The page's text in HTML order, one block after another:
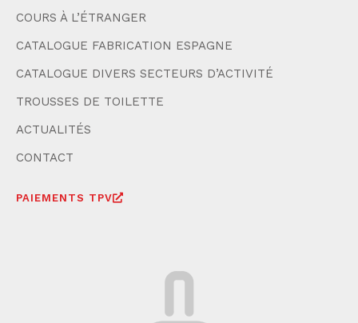
COURS À L’ÉTRANGER
CATALOGUE FABRICATION ESPAGNE
CATALOGUE DIVERS SECTEURS D’ACTIVITÉ
TROUSSES DE TOILETTE
ACTUALITÉS
CONTACT
PAIEMENTS TPV